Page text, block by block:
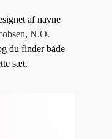
af navne
,N.O.
du finder både
sæt.